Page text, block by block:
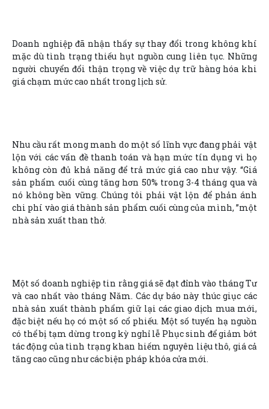
Doanh nghiệp đã nhận thấy sự thay đổi trong không khí
mặc dù tình trạng thiếu hụt nguồn cung liên tục. Những
người chuyển đổi thận trọng về việc dự trữ hàng hóa khi
giá chạm mức cao nhất trong lịch sử.
Nhu cầu rất mong manh do một số lĩnh vực đang phải vật
lộn với các vấn đề thanh toán và hạn mức tín dụng vì họ
không còn đủ khả năng để trả mức giá cao như vậy. “Giá
sản phẩm cuối cùng tăng hơn 50% trong 3-4 tháng qua và
nó không bền vững. Chúng tôi phải vật lộn để phản ánh
chi phí vào giá thành sản phẩm cuối cùng của mình, ”một
nhà sản xuất than thở.
Một số doanh nghiệp tin rằng giá sẽ đạt đỉnh vào tháng Tư
và cao nhất vào tháng Năm. Các dự báo này thúc giục các
nhà sản xuất thành phẩm giữ lại các giao dịch mua mới,
đặc biệt nếu họ có một số cổ phiếu. Một số tuyến hạ nguồn
có thể bị tạm dừng trong kỳ nghỉ lễ Phục sinh để giảm bớt
tác động của tình trạng khan hiếm nguyên liệu thô, giá cả
tăng cao cũng như các biện pháp khóa cửa mới.